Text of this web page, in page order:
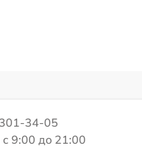
34-05
9:00 до 21:00